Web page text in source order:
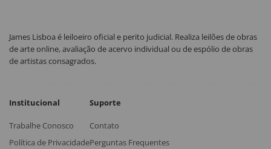
James Lisboa é leiloeiro oficial e perito judicial. Realiza leilões de obras
de arte online, avaliação de acervo individual ou de espólio de obras
de artistas consagrados.
Institucional
Trabalhe Conosco
Política de Privacidade
Suporte
Contato
Perguntas Frequentes